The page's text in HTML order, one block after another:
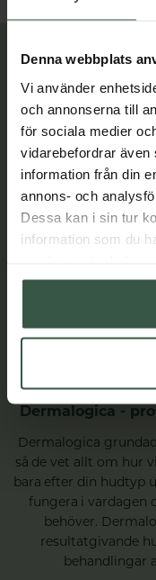
Denna webbplats
Vi använder
och annonserna till
för sociala medier
vidarebefordrar även
information från din
annons- och
Dessa kan i sin tur
information som du
Dermalogica -
Dermalogica
så de vet allt om hur
bara efter din hudtyp
fungera i vardagen
behöver.
resultatgivande
behandlingar